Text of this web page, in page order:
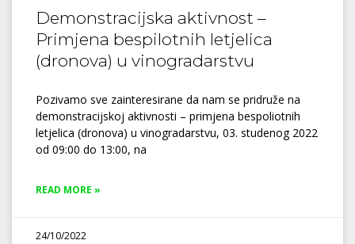
Demonstracijska aktivnost –
Primjena bespilotnih letjelica
(dronova) u vinogradarstvu
Pozivamo sve zainteresirane da nam se pridruže na
demonstracijskoj aktivnosti – primjena bespoliotnih
letjelica (dronova) u vinogradarstvu, 03. studenog 2022
od 09:00 do 13:00, na
READ MORE »
24/10/2022